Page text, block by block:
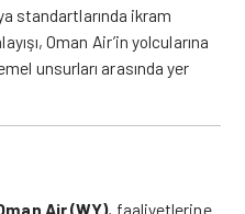
standartlarında ikram
Oman Air’in yolcularına
unsurları arasında yer
Air (WY), faaliyetlerine